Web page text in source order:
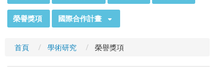
榮譽獎項 國際合作計畫
首頁 學術研究 榮譽獎項